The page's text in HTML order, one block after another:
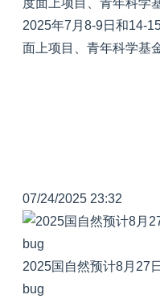
2025年7月8-9日和14-
面上项目、青年科学基
07/24/2025 23:32
2025国自然预计8月27
bug